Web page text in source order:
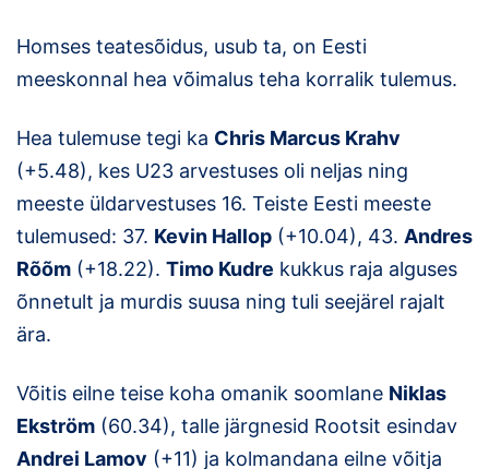
Homses teatesõidus, usub ta, on Eesti
meeskonnal hea võimalus teha korralik tulemus.
Hea tulemuse tegi ka Chris Marcus Krahv
(+5.48), kes U23 arvestuses oli neljas ning
meeste üldarvestuses 16. Teiste Eesti meeste
tulemused: 37. Kevin Hallop (+10.04), 43. Andres
Rõõm (+18.22). Timo Kudre kukkus raja alguses
õnnetult ja murdis suusa ning tuli seejärel rajalt
ära.
Võitis eilne teise koha omanik soomlane Niklas
Ekström (60.34), talle järgnesid Rootsit esindav
Andrei Lamov (+11) ja kolmandana eilne võitja